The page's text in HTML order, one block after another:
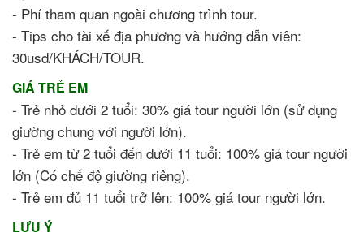
- Phí tham quan ngoài chương trình tour.
- Tips cho tài xế địa phương và hướng dẫn viên:
30usd/KHÁCH/TOUR.
GIÁ TRẺ EM
- Trẻ nhỏ dưới 2 tuổi: 30% giá tour người lớn (sử dụng
giường chung với người lớn).
- Trẻ em từ 2 tuổi đến dưới 11 tuổi: 100% giá tour người
lớn (Có chế độ giường riêng).
- Trẻ em đủ 11 tuổi trở lên: 100% giá tour người lớn.
LƯU Ý